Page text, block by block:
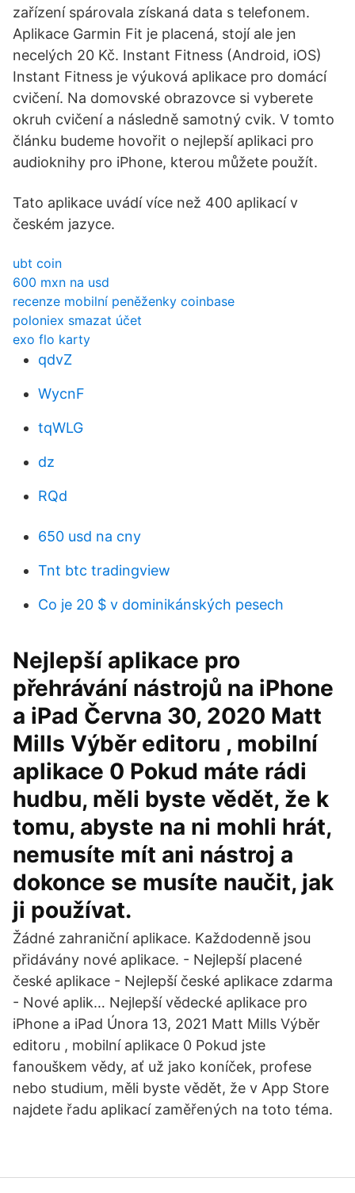
zařízení spárovala získaná data s telefonem.
Aplikace Garmin Fit je placená, stojí ale jen
necelých 20 Kč. Instant Fitness (Android, iOS)
Instant Fitness je výuková aplikace pro domácí
cvičení. Na domovské obrazovce si vyberete
okruh cvičení a následně samotný cvik. V tomto
článku budeme hovořit o nejlepší aplikaci pro
audioknihy pro iPhone, kterou můžete použít.
Tato aplikace uvádí více než 400 aplikací v
českém jazyce.
ubt coin
600 mxn na usd
recenze mobilní peněženky coinbase
poloniex smazat účet
exo flo karty
qdvZ
WycnF
tqWLG
dz
RQd
650 usd na cny
Tnt btc tradingview
Co je 20 $ v dominikánských pesech
Nejlepší aplikace pro
přehrávání nástrojů na iPhone
a iPad Června 30, 2020 Matt
Mills Výběr editoru , mobilní
aplikace 0 Pokud máte rádi
hudbu, měli byste vědět, že k
tomu, abyste na ni mohli hrát,
nemusíte mít ani nástroj a
dokonce se musíte naučit, jak
ji používat.
Žádné zahraniční aplikace. Každodenně jsou
přidávány nové aplikace. - Nejlepší placené
české aplikace - Nejlepší české aplikace zdarma
- Nové aplik… Nejlepší vědecké aplikace pro
iPhone a iPad Února 13, 2021 Matt Mills Výběr
editoru , mobilní aplikace 0 Pokud jste
fanouškem vědy, ať už jako koníček, profese
nebo studium, měli byste vědět, že v App Store
najdete řadu aplikací zaměřených na toto téma.